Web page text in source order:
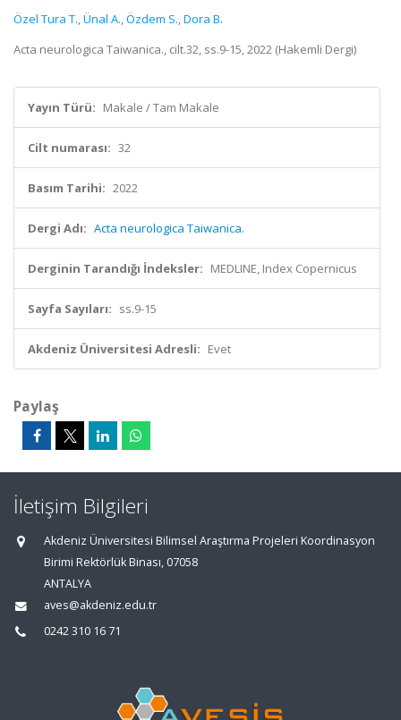
Özel Tura T.,Ünal A.,Özdem S.,Dora B.
Acta neurologica Taiwanica., cilt.32, ss.9-15, 2022 (Hakemli Dergi)
Yayın Türü: Makale / Tam Makale
Cilt numarası: 32
Basım Tarihi: 2022
Dergi Adı: Acta neurologica Taiwanica.
Derginin Tarandığı İndeksler: MEDLINE, Index Copernicus
Sayfa Sayıları: ss.9-15
Akdeniz Üniversitesi Adresli: Evet
Paylaş
İletişim Bilgileri
Akdeniz Üniversitesi Bilimsel Araştırma Projeleri Koordinasyon
Birimi Rektörlük Binası, 07058
ANTALYA
aves@akdeniz.edu.tr
0242 310 16 71